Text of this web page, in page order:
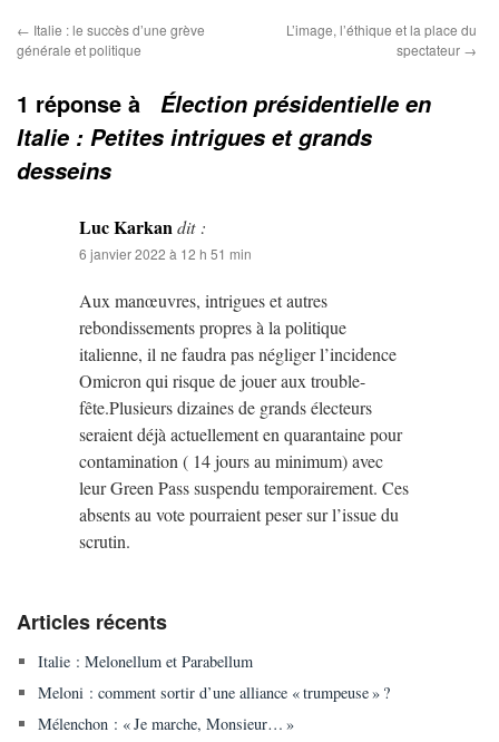
← Italie : le succès d’une grève
générale et politique
L’image, l’éthique et la place du
spectateur →
1 réponse à
Élection présidentielle en
Italie : Petites intrigues et grands
desseins
Luc Karkandit :
6 janvier 2022 à 12 h 51 min
Aux manœuvres, intrigues et autres
rebondissements propres à la politique
italienne, il ne faudra pas négliger l’incidence
Omicron qui risque de jouer aux trouble-
fête.Plusieurs dizaines de grands électeurs
seraient déjà actuellement en quarantaine pour
contamination ( 14 jours au minimum) avec
leur Green Pass suspendu temporairement. Ces
absents au vote pourraient peser sur l’issue du
scrutin.
Articles récents
Italie : Melonellum et Parabellum
Meloni : comment sortir d’une alliance « trumpeuse » ?
Mélenchon : « Je marche, Monsieur… »